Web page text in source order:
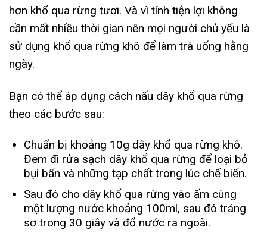
hơn khổ qua rừng tươi. Và vì tính tiện lợi không
cần mất nhiều thời gian nên mọi người chủ yếu là
sử dụng khổ qua rừng khô để làm trà uống hằng
ngày.
Bạn có thể áp dụng cách nấu dây khổ qua rừng
theo các bước sau:
Chuẩn bị khoảng 10g dây khổ qua rừng khô.
Đem đi rửa sạch dây khổ qua rừng để loại bỏ
bụi bẩn và những tạp chất trong lúc chế biến.
Sau đó cho dây khổ qua rừng vào ấm cùng
một lượng nước khoảng 100ml, sau đó tráng
sơ trong 30 giây và đổ nước ra ngoài.